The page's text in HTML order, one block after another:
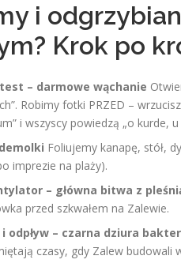
i
Krok po
– darmowe wąchanie
Robimy fotki PRZED –
i wszyscy powiedzą „o kurde,
Foliujemy kanapę, stół,
imprezie na plaży).
– główna bitwa z
przed szkwałem na Zalewie.
odpływ – czarna dziura
czasy, gdy Zalew budowali